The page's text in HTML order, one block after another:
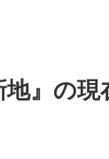
』の現